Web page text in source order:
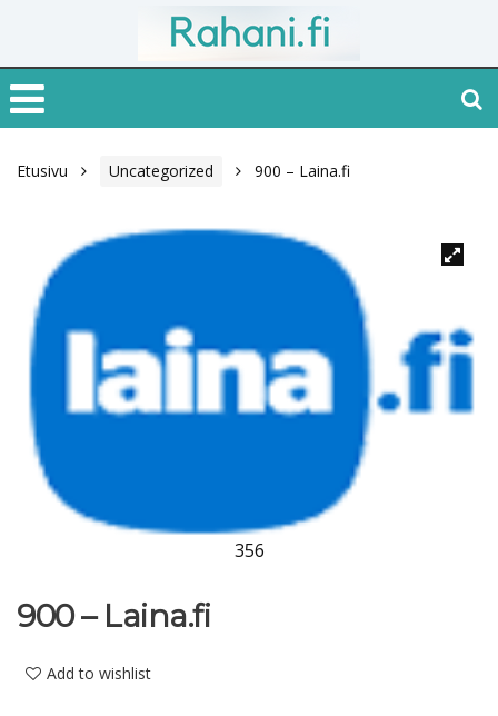
Etusivu Uncategorized 900 – Laina.fi
356
900 – Laina.fi
Add to wishlist